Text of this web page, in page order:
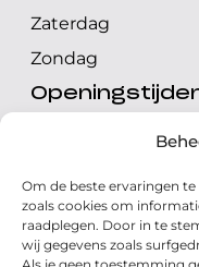
Om de beste ervaringen
zoals cookies om
raadplegen. Door in te
wij gegevens zoals
Zaterdag
Zondag
Maandag t/m
Zondag
Volg ons